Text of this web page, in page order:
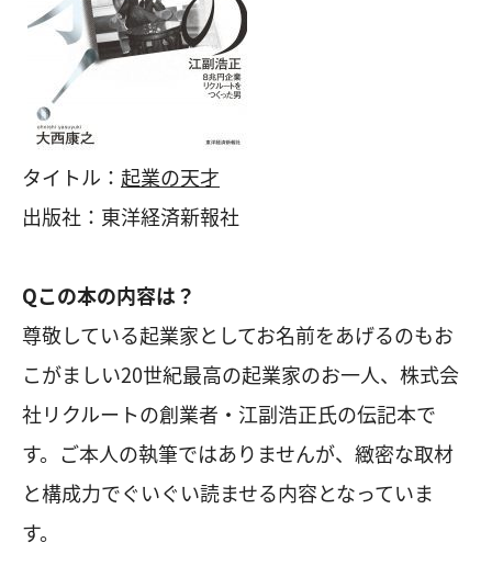
タイトル： 起業の天才
出版社：東洋経済新報社
Qこの本の内容は？
尊敬している起業家としてお名前をあげるのもお
こがましい20世紀最高の起業家のお一人、株式会
社リクルートの創業者・江副浩正氏の伝記本で
す。ご本人の執筆ではありませんが、緻密な取材
と構成力でぐいぐい読ませる内容となっていま
す。